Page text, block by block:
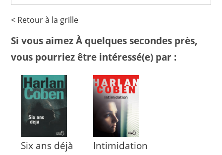
< Retour à la grille
Si vous aimez À quelques secondes près,
vous pourriez être intéressé(e) par :
Six ans déjà Intimidation